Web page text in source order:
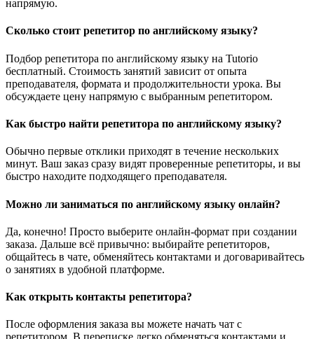
напрямую.
Сколько стоит репетитор по английскому языку?
Подбор репетитора по английскому языку на Tutorio
бесплатный. Стоимость занятий зависит от опыта
преподавателя, формата и продолжительности урока. Вы
обсуждаете цену напрямую с выбранным репетитором.
Как быстро найти репетитора по английскому языку?
Обычно первые отклики приходят в течение нескольких
минут. Ваш заказ сразу видят проверенные репетиторы, и вы
быстро находите подходящего преподавателя.
Можно ли заниматься по английскому языку онлайн?
Да, конечно! Просто выберите онлайн-формат при создании
заказа. Дальше всё привычно: выбирайте репетиторов,
общайтесь в чате, обменяйтесь контактами и договаривайтесь
о занятиях в удобной платформе.
Как открыть контакты репетитора?
После оформления заказа вы можете начать чат с